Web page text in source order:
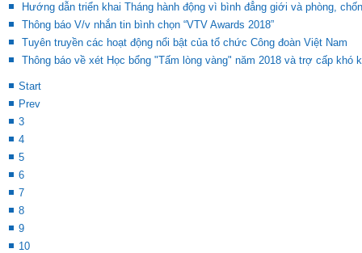
Hướng dẫn triển khai Tháng hành động vì bình đẳng giới và phòng,
Thông báo V/v nhắn tin bình chọn “VTV Awards 2018”
Tuyên truyền các hoạt động nổi bật của tổ chức Công đoàn Việt Nam
Thông báo về xét Học bổng "Tấm lòng vàng" năm 2018 và trợ cấp khó
Start
Prev
3
4
5
6
7
8
9
10